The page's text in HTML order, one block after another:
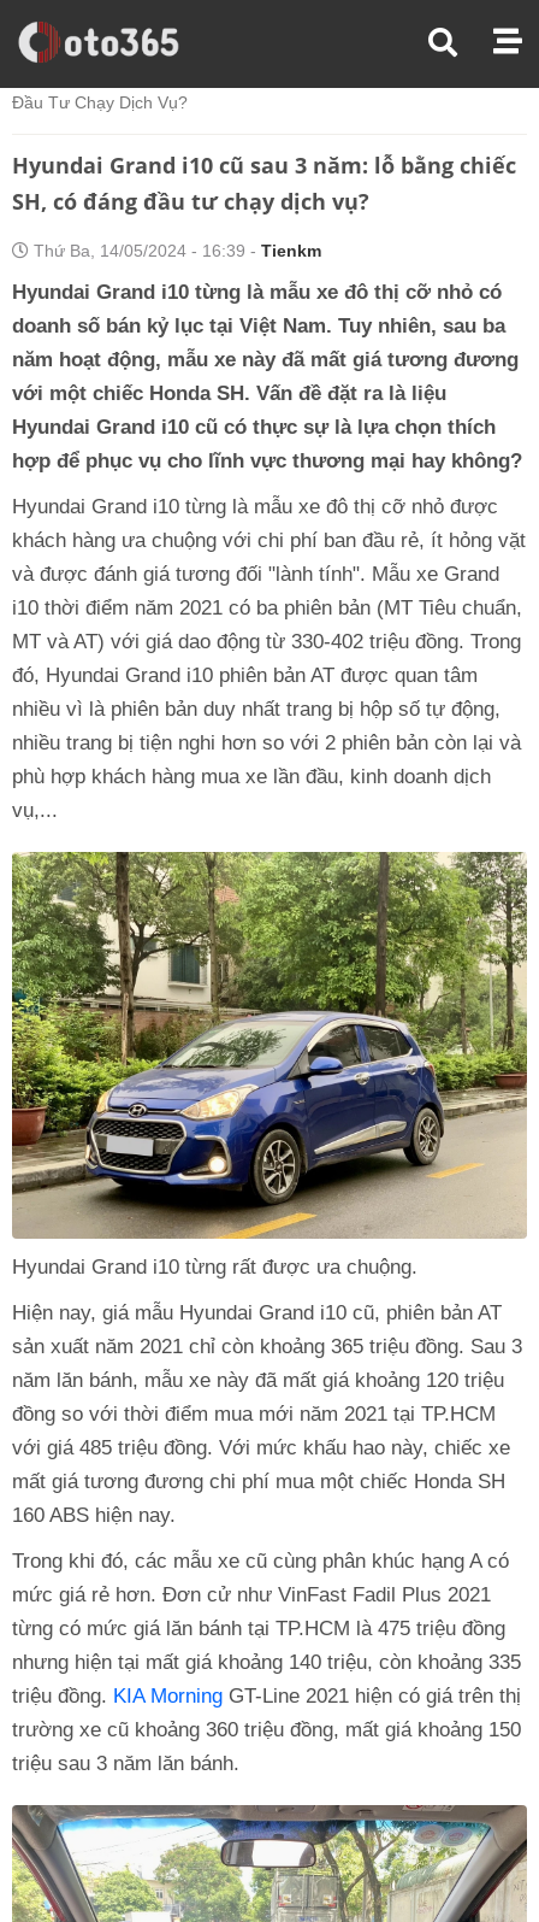
Trang Chủ
Thị Trường Xe
Đầu Tư Chạy Dịch Vụ?
Hyundai Grand i10 cũ sau 3 năm: lỗ bằng chiếc
SH, có đáng đầu tư chạy dịch vụ?
Thứ Ba, 14/05/2024 - 16:39 - Tienkm
Hyundai Grand i10 từng là mẫu xe đô thị cỡ nhỏ có
doanh số bán kỷ lục tại Việt Nam. Tuy nhiên, sau ba
năm hoạt động, mẫu xe này đã mất giá tương đương
với một chiếc Honda SH. Vấn đề đặt ra là liệu
Hyundai Grand i10 cũ có thực sự là lựa chọn thích
hợp để phục vụ cho lĩnh vực thương mại hay không?
Hyundai Grand i10 từng là mẫu xe đô thị cỡ nhỏ được
khách hàng ưa chuộng với chi phí ban đầu rẻ, ít hỏng vặt
và được đánh giá tương đối "lành tính". Mẫu xe Grand
i10 thời điểm năm 2021 có ba phiên bản (MT Tiêu chuẩn,
MT và AT) với giá dao động từ 330-402 triệu đồng. Trong
đó, Hyundai Grand i10 phiên bản AT được quan tâm
nhiều vì là phiên bản duy nhất trang bị hộp số tự động,
nhiều trang bị tiện nghi hơn so với 2 phiên bản còn lại và
phù hợp khách hàng mua xe lần đầu, kinh doanh dịch
vụ,...
Hyundai Grand i10 từng rất được ưa chuộng.
Hiện nay, giá mẫu Hyundai Grand i10 cũ, phiên bản AT
sản xuất năm 2021 chỉ còn khoảng 365 triệu đồng. Sau 3
năm lăn bánh, mẫu xe này đã mất giá khoảng 120 triệu
đồng so với thời điểm mua mới năm 2021 tại TP.HCM
với giá 485 triệu đồng. Với mức khấu hao này, chiếc xe
mất giá tương đương chi phí mua một chiếc Honda SH
160 ABS hiện nay.
Trong khi đó, các mẫu xe cũ cùng phân khúc hạng A có
mức giá rẻ hơn. Đơn cử như VinFast Fadil Plus 2021
từng có mức giá lăn bánh tại TP.HCM là 475 triệu đồng
nhưng hiện tại mất giá khoảng 140 triệu, còn khoảng 335
triệu đồng. KIA Morning GT-Line 2021 hiện có giá trên thị
trường xe cũ khoảng 360 triệu đồng, mất giá khoảng 150
triệu sau 3 năm lăn bánh.